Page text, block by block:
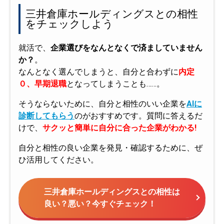
三井倉庫ホールディングスとの相性
をチェックしよう
就活で、 企業選びをなんとなくで済ましていません
か？ 。
なんとなく選んでしまうと、自分と合わずに内定
０、早期退職となってしまうことも……。
そうならないために、自分と相性のいい企業をAIに
診断してもらうのがおすすめです。質問に答えるだ
けで、 サクッと簡単に自分に合った企業がわかる!
自分と相性の良い企業を発見・確認するために、ぜ
ひ活用してください。
三井倉庫ホールディングスとの相性は
良い？悪い？今すぐチェック！